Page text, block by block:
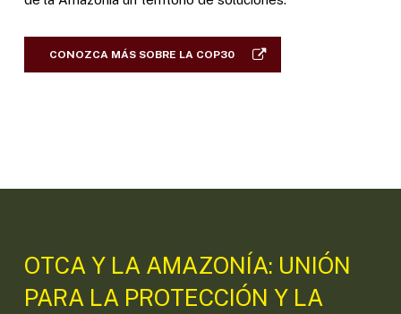
CONOZCA MÁS SOBRE LA COP30
OTCA Y LA AMAZONÍA: UNIÓN
PARA LA PROTECCIÓN Y LA